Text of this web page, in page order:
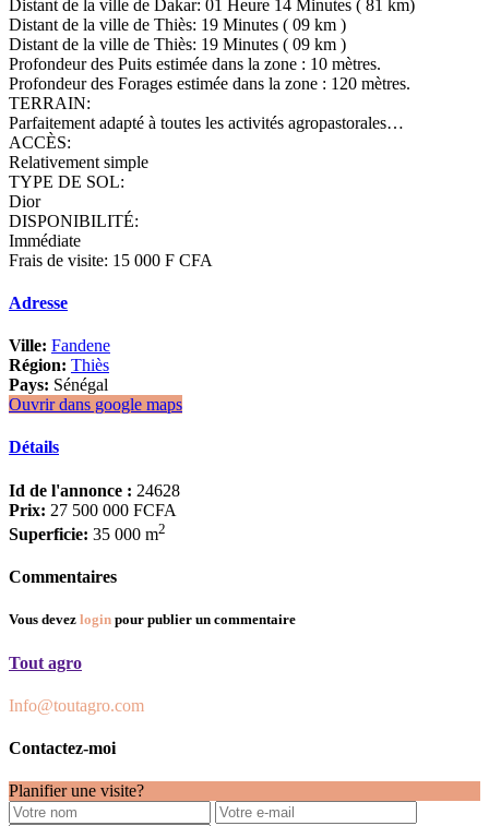
Distant de la ville de Dakar: 01 Heure 14 Minutes ( 81 km)
Distant de la ville de Thiès: 19 Minutes ( 09 km )
Distant de la ville de Thiès: 19 Minutes ( 09 km )
Profondeur des Puits estimée dans la zone : 10 mètres.
Profondeur des Forages estimée dans la zone : 120 mètres.
TERRAIN:
Parfaitement adapté à toutes les activités agropastorales…
ACCÈS:
Relativement simple
TYPE DE SOL:
Dior
DISPONIBILITÉ:
Immédiate
Frais de visite: 15 000 F CFA
Adresse
Ville: Fandene
Région: Thiès
Pays: Sénégal
Ouvrir dans google maps
Détails
Id de l'annonce : 24628
Prix: 27 500 000 FCFA
Superficie: 35 000 m2
Commentaires
Vous devez login pour publier un commentaire
Tout agro
Info@toutagro.com
Contactez-moi
Planifier une visite?